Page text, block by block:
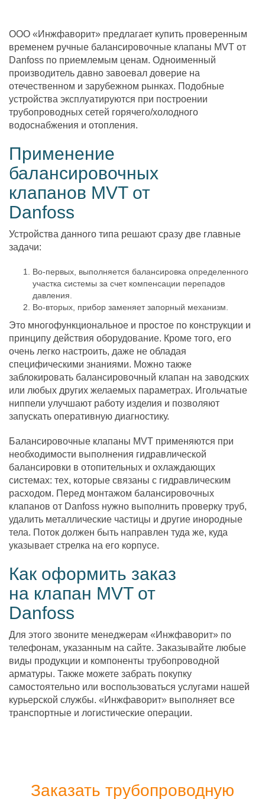
ООО «Инжфаворит» предлагает купить проверенным
временем ручные балансировочные клапаны MVT от
Danfoss по приемлемым ценам. Одноименный
производитель давно завоевал доверие на
отечественном и зарубежном рынках. Подобные
устройства эксплуатируются при построении
трубопроводных сетей горячего/холодного
водоснабжения и отопления.
Применение
балансировочных
клапанов MVT от
Danfoss
Устройства данного типа решают сразу две главные
задачи:
Во-первых, выполняется балансировка определенного
участка системы за счет компенсации перепадов
давления.
Во-вторых, прибор заменяет запорный механизм.
Это многофункциональное и простое по конструкции и
принципу действия оборудование. Кроме того, его
очень легко настроить, даже не обладая
специфическими знаниями. Можно также
заблокировать балансировочный клапан на заводских
или любых других желаемых параметрах. Игольчатые
ниппели улучшают работу изделия и позволяют
запускать оперативную диагностику.
Балансировочные клапаны MVT применяются при
необходимости выполнения гидравлической
балансировки в отопительных и охлаждающих
системах: тех, которые связаны с гидравлическим
расходом. Перед монтажом балансировочных
клапанов от Danfoss нужно выполнить проверку труб,
удалить металлические частицы и другие инородные
тела. Поток должен быть направлен туда же, куда
указывает стрелка на его корпусе.
Как оформить заказ
на клапан MVT от
Danfoss
Для этого звоните менеджерам «Инжфаворит» по
телефонам, указанным на сайте. Заказывайте любые
виды продукции и компоненты трубопроводной
арматуры. Также можете забрать покупку
самостоятельно или воспользоваться услугами нашей
курьерской службы. «Инжфаворит» выполняет все
транспортные и логистические операции.
Заказать трубопроводную